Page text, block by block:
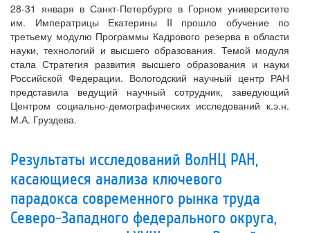
28-31 января в Санкт-Петербурге в Горном университете
им. Императрицы Екатерины II прошло обучение по
третьему модулю Программы Кадрового резерва в области
науки, технологий и высшего образования. Темой модуля
стала Стратегия развития высшего образования и науки
Российской Федерации. Вологодский научный центр РАН
представила ведущий научный сотрудник, заведующий
Центром социально-демографических исследований к.э.н.
М.А. Груздева.
Результаты исследований ВолНЦ РАН,
касающиеся анализа ключевого
парадокса современного рынка труда
Северо-Западного федерального округа,